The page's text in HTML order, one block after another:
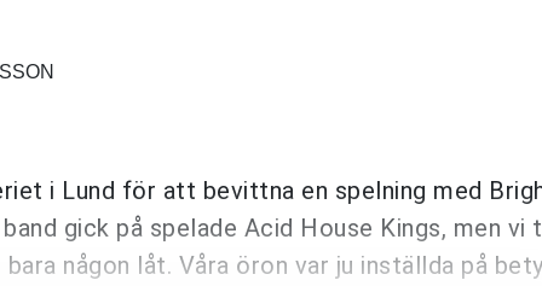
i Lund för att bevittna en spelning med
gick på spelade Acid House Kings, men vi
någon låt. Våra öron var ju inställda på